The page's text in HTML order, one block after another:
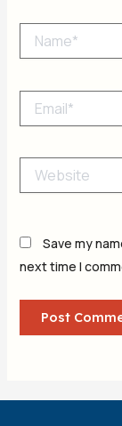
Save my
next time I